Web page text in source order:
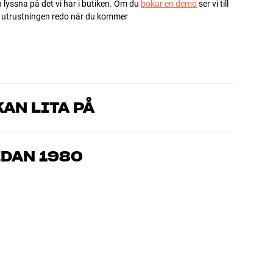
på det vi har i butiken. Om du bokar en demoser vi till
redo när du kommer
LITA PÅ
kan produkterna och brinner för riktigt bra ljud – både till
1980